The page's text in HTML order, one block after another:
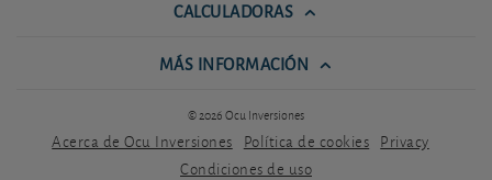
CALCULADORAS
MÁS INFORMACIÓN
© 2026 Ocu Inversiones
Acerca de Ocu Inversiones Política de cookies Privacy
Condiciones de uso